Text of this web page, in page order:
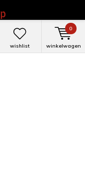
wishlist winkelwagen
0